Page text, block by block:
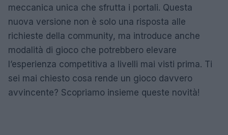
meccanica unica che sfrutta i portali. Questa
nuova versione non è solo una risposta alle
richieste della community, ma introduce anche
modalità di gioco che potrebbero elevare
l’esperienza competitiva a livelli mai visti prima. Ti
sei mai chiesto cosa rende un gioco davvero
avvincente? Scopriamo insieme queste novità!